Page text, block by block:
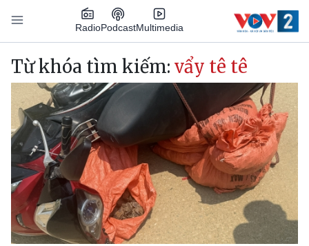
Nhảy đến nội dung
RadioPodcastMultimedia
Main navigation
Từ khóa tìm kiếm: vẩy tê tê